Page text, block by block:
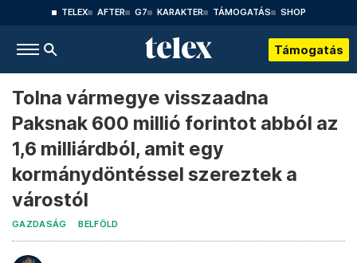
TELEX AFTER G7 KARAKTER TÁMOGATÁS SHOP
Támogatás
Tolna vármegye visszaadna
Paksnak 600 millió forintot abból az
1,6 milliárdból, amit egy
kormánydöntéssel szereztek a
várostól
GAZDASÁG BELFÖLD